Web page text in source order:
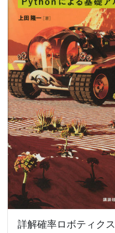
詳解確率ロボティクス